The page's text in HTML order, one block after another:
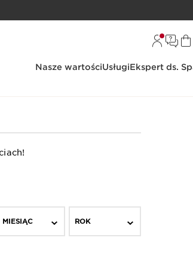
Nasze wartościUsługiEkspert ds.
MIESIĄC ROK